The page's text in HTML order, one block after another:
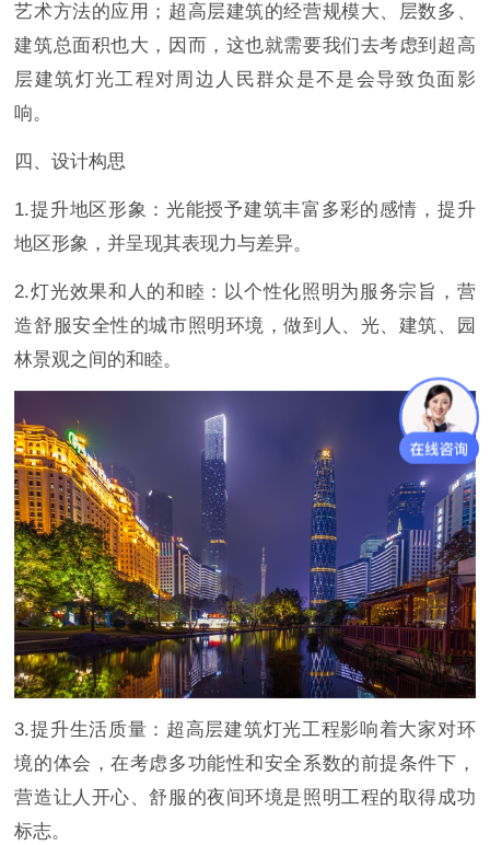
艺术方法的应用；超高层建筑的经营规模大、层数多、
建筑总面积也大，因而，这也就需要我们去考虑到超高
层建筑灯光工程对周边人民群众是不是会导致负面影
响。
四、设计构思
1.提升地区形象：光能授予建筑丰富多彩的感情，提升
地区形象，并呈现其表现力与差异。
2.灯光效果和人的和睦：以个性化照明为服务宗旨，营
造舒服安全性的城市照明环境，做到人、光、建筑、园
林景观之间的和睦。
3.提升生活质量：超高层建筑灯光工程影响着大家对环
境的体会，在考虑多功能性和安全系数的前提条件下，
营造让人开心、舒服的夜间环境是照明工程的取得成功
标志。